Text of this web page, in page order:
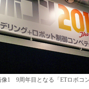
像1 9周年目となる「ETロボコン